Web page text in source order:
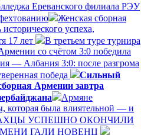
Ереванского филиала РЭУ
Женская сборная
успеха,
17 лет
В третьем туре турнира
со счётом 3:0 победила
— Албания 3:0: после разгрома
победа
Сильный
Армении завтра
Армяне
которая была влиятельной — и
УСПЕШНО ОКОНЧИЛИ
ГАЛИ НОВЕНЦ